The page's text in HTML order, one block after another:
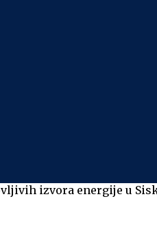
izvora energije u